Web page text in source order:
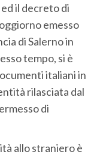
il decreto di
emesso
di Salerno in
tempo, si è
italiani in
rilasciata dal
di
allo straniero è